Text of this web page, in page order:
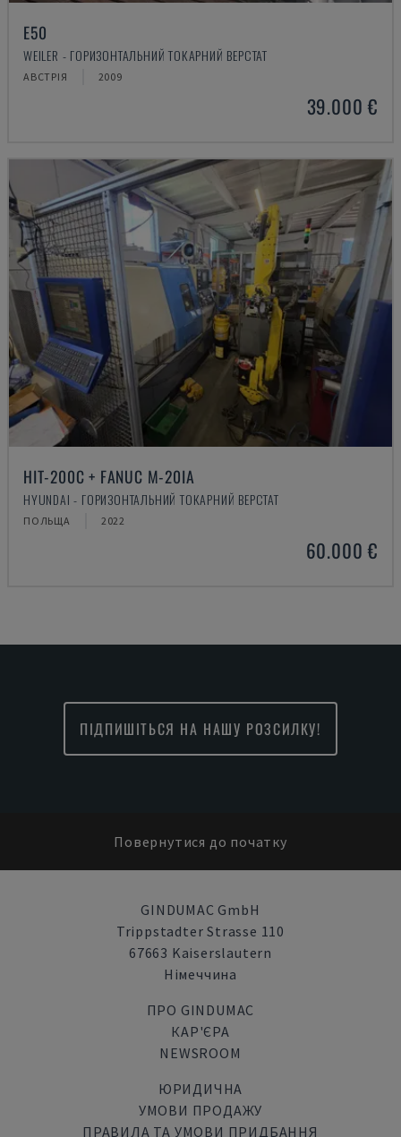
E50
WEILER - ГОРИЗОНТАЛЬНИЙ ТОКАРНИЙ ВЕРСТАТ
АВСТРІЯ 2009
39.000 €
HIT-200C + FANUC M-20IA
HYUNDAI - ГОРИЗОНТАЛЬНИЙ ТОКАРНИЙ ВЕРСТАТ
ПОЛЬЩА 2022
60.000 €
ПІДПИШІТЬСЯ НА НАШУ РОЗСИЛКУ!
Повернутися до початку
GINDUMAC GmbH
Trippstadter Strasse 110
67663 Kaiserslautern
Німеччина
ПРО GINDUMAC
КАР'ЄРА
NEWSROOM
ЮРИДИЧНА
УМОВИ ПРОДАЖУ
ПРАВИЛА ТА УМОВИ ПРИДБАННЯ